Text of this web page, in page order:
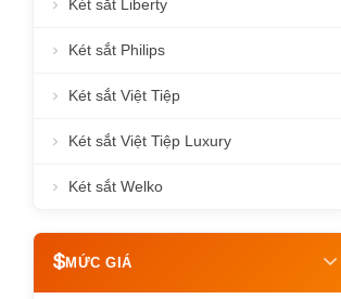
Két sắt Liberty
Két sắt Philips
Két sắt Việt Tiệp
Két sắt Việt Tiệp Luxury
Két sắt Welko
MỨC GIÁ